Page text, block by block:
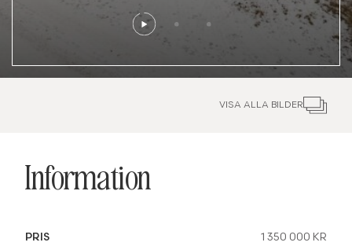
VISA ALLA BILDER
Information
PRIS 1 350 000 KR